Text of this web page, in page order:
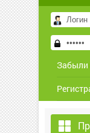
Забыли